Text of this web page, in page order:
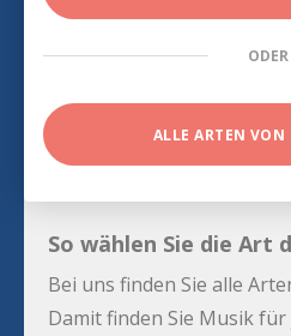
ODER
ALLE ARTEN VON
So wählen Sie die Art
Bei uns finden Sie alle
Damit finden Sie Musik für